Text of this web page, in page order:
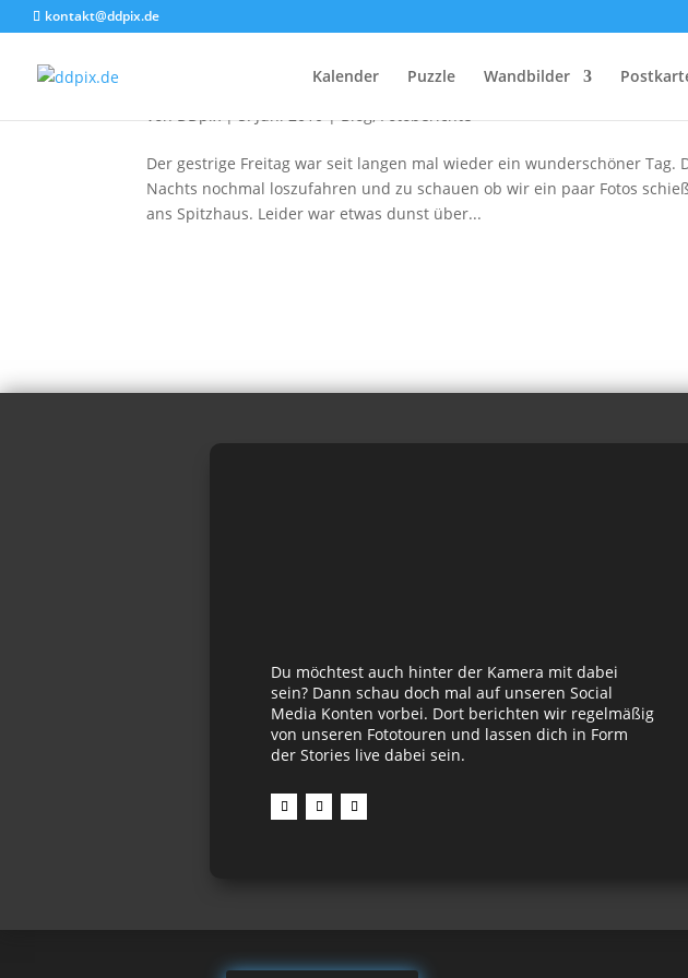
kontakt@ddpix.de
Kalender Puzzle Wandbilder
Eine Nacht in Moritzburg
vonDDpix|5. Juni 2010|Blog,Fotoberichte
Der gestrige Freitag war seit langen mal wieder ein wunderschöner Tag.
Nachts nochmal loszufahren und zu schauen ob wir ein paar Fotos
ans Spitzhaus. Leider war etwas dunst über...
Du möchtest auch hinter der Kamera mit dabei
sein? Dann schau doch mal auf unseren Social
Media Konten vorbei. Dort berichten wir regelmäßig
von unseren Fototouren und lassen dich in Form
der Stories live dabei sein.